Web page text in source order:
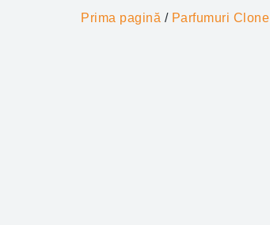
Prima pagină / Parfumuri Clone